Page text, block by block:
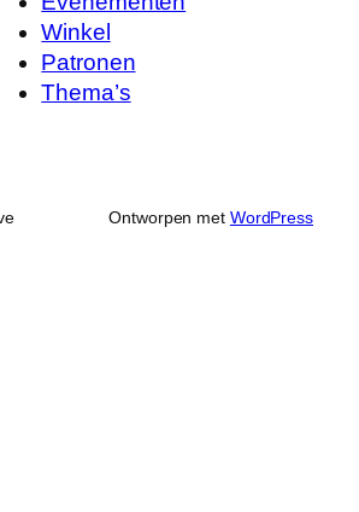
Winkel
Patronen
Thema’s
Ontworpen met WordPress